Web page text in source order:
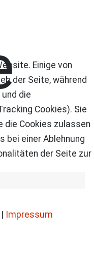
Einige von
der Seite, während
die
Cookies). Sie
die Cookies zulassen
bei einer Ablehnung
der Seite zur
| Impressum